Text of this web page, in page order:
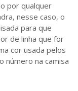
por qualquer
nesse caso, o
para que
de linha que for
cor usada pelos
número na camisa